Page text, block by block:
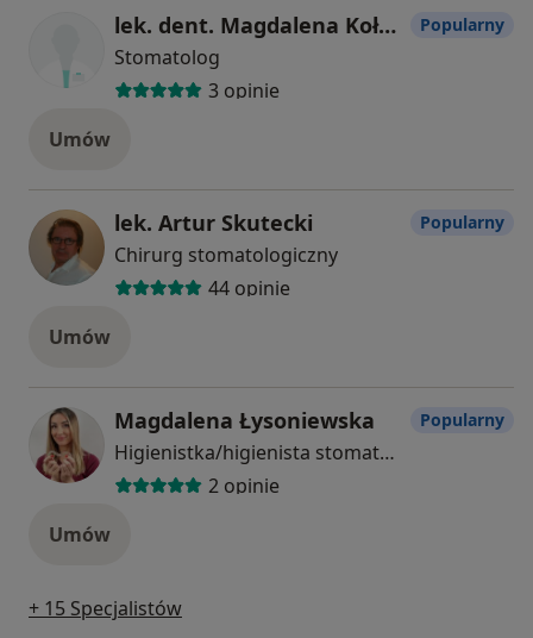
lek. dent. Magdalena Kołodziejska-Sroczyńska
Stomatolog
3 opinie
Popularny
Umów
lek. Artur Skutecki
Chirurg stomatologiczny
44 opinie
Popularny
Umów
Magdalena Łysoniewska
Higienistka/higienista stomatologiczny
2 opinie
Popularny
Umów
+ 15 Specjalistów